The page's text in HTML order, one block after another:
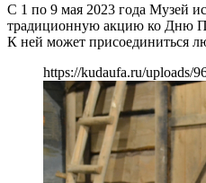
С 1 по 9 мая 2023 года Музей
традиционную акцию ко Дню
К ней может присоединиться
https://kudaufa.ru/uploads/